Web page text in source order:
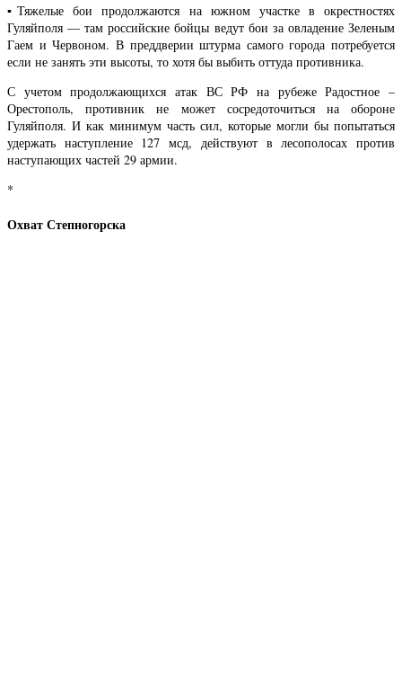
▪️Тяжелые бои продолжаются на южном участке в окрестностях
Гуляйполя — там российские бойцы ведут бои за овладение Зеленым
Гаем и Червоном. В преддверии штурма самого города потребуется
если не занять эти высоты, то хотя бы выбить оттуда противника.
С учетом продолжающихся атак ВС РФ на рубеже Радостное –
Орестополь, противник не может сосредоточиться на обороне
Гуляйполя. И как минимум часть сил, которые могли бы попытаться
удержать наступление 127 мсд, действуют в лесополосах против
наступающих частей 29 армии.
*
Охват Степногорска